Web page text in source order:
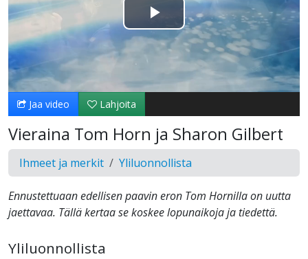
Toista
Video
Jaa video Lahjoita
Vieraina Tom Horn ja Sharon Gilbert
Ihmeet ja merkit Yliluonnollista
Ennustettuaan edellisen paavin eron Tom Hornilla on uutta
jaettavaa. Tällä kertaa se koskee lopunaikoja ja tiedettä.
Yliluonnollista